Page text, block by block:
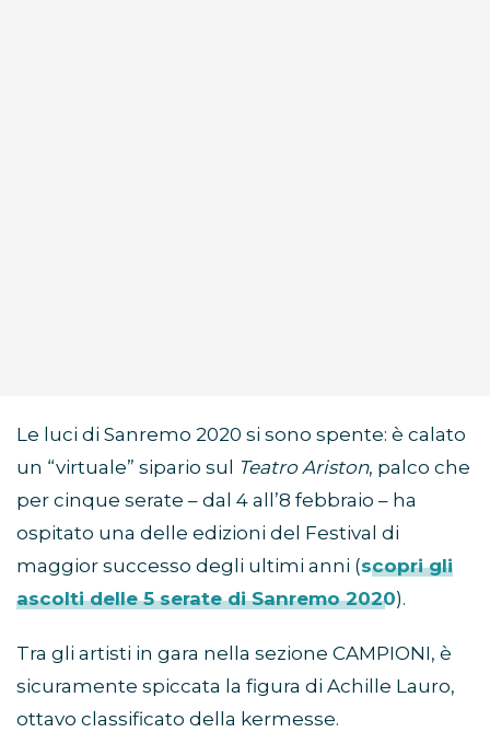
Le luci di Sanremo 2020 si sono spente: è calato
un “virtuale” sipario sul
Teatro Ariston, palco che
per cinque serate – dal 4 all’8 febbraio – ha
ospitato una delle edizioni del Festival di
maggior successo degli ultimi anni (scopri gli
ascolti delle 5 serate di Sanremo 2020).
Tra gli artisti in gara nella sezione CAMPIONI, è
sicuramente spiccata la figura di Achille Lauro,
ottavo classificato della kermesse.